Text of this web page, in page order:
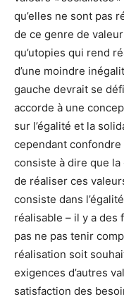
qu’elles ne sont pas
de ce genre de
qu’utopies qui rend
d’une moindre
gauche devrait se
accorde à une
sur l’égalité et la
cependant
consiste à dire que
de réaliser ces
consiste dans
réalisable – il y a des
pas ne pas tenir
réalisation soit
exigences d’autres
satisfaction des